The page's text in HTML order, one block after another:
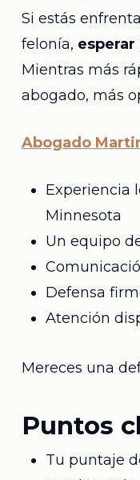
Si estás
felonía,
Mientras más
abogado, más
Abogado
Experiencia
Minnesota
Un equipo
Defensa
Atención
Mereces una
Puntos
Tu puntaje